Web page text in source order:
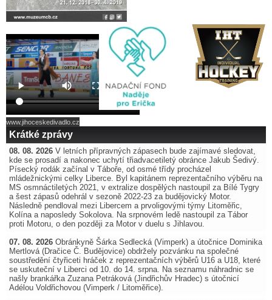
www.jihoceskedivadlo.cz
Krátké zprávy
08. 08. 2026 V letních přípravných zápasech bude zajímavé sledovat,
kde se prosadí a nakonec uchytí třiadvacetiletý obránce Jakub Šedivý.
Písecký rodák začínal v Táboře, od osmé třídy procházel
mládežnickými celky Liberce. Byl kapitánem reprezentačního výběru na
MS osmnáctiletých 2021, v extralize dospělých nastoupil za Bílé Tygry
a šest zápasů odehrál v sezoně 2022-23 za budějovický Motor.
Následně pendloval mezi Libercem a prvoligovými týmy Litoměřic,
Kolína a naposledy Sokolova. Na srpnovém ledě nastoupil za Tábor
proti Motoru, o den později za Motor v duelu s Jihlavou.
07. 08. 2026 Obránkyně Šárka Sedlecká (Vimperk) a útočnice Dominika
Mertlová (Dračice Č. Budějovice) obdržely pozvánku na společné
soustředění čtyřiceti hráček z reprezentačních výběrů U16 a U18, které
se uskuteční v Liberci od 10. do 14. srpna. Na seznamu náhradnic se
našly brankářka Zuzana Petráková (Jindřichův Hradec) s útočnicí
Adélou Voldřichovou (Vimperk / Litoměřice).